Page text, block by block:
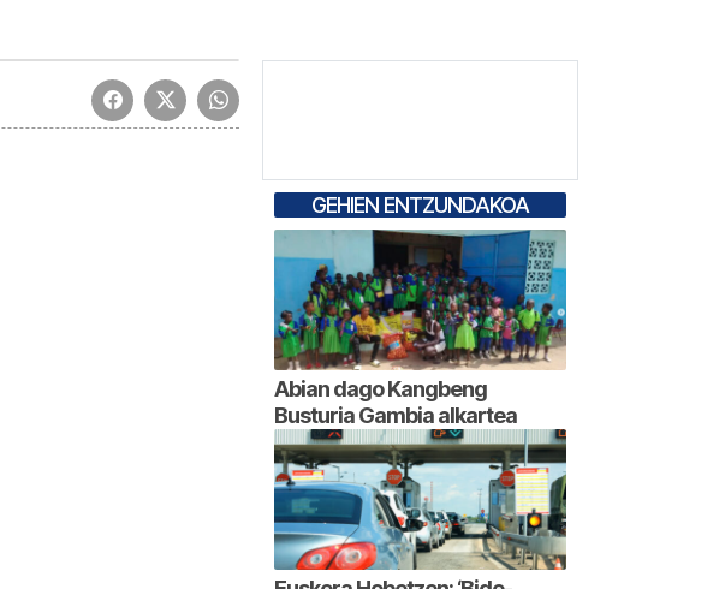
GEHIEN ENTZUNDAKOA
Abian dago Kangbeng
Busturia Gambia alkartea